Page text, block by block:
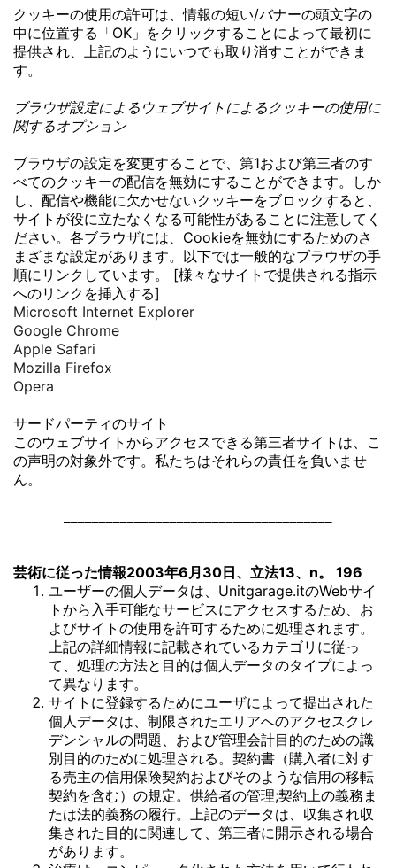
クッキーの使用の許可は、情報の短い/バナーの頭文字の
中に位置する「OK」をクリックすることによって最初に
提供され、上記のようにいつでも取り消すことができま
す。
ブラウザ設定によるウェブサイトによるクッキーの使用に
関するオプション
ブラウザの設定を変更することで、第1および第三者のす
べてのクッキーの配信を無効にすることができます。しか
し、配信や機能に欠かせないクッキーをブロックすると、
サイトが役に立たなくなる可能性があることに注意してく
ださい。各ブラウザには、Cookieを無効にするためのさ
まざまな設定があります。以下では一般的なブラウザの手
順にリンクしています。 [様々なサイトで提供される指示
へのリンクを挿入する]
Microsoft Internet Explorer
Google Chrome
Apple Safari
Mozilla Firefox
Opera
サードパーティのサイト
このウェブサイトからアクセスできる第三者サイトは、こ
の声明の対象外です。私たちはそれらの責任を負いませ
ん。
芸術に従った情報2003年6月30日、立法13、n。 196
ユーザーの個人データは、Unitgarage.itのWebサイ
トから入手可能なサービスにアクセスするため、お
よびサイトの使用を許可するために処理されます。
上記の詳細情報に記載されているカテゴリに従っ
て、処理の方法と目的は個人データのタイプによっ
て異なります。
サイトに登録するためにユーザによって提出された
個人データは、制限されたエリアへのアクセスクレ
デンシャルの問題、および管理会計目的のための識
別目的のために処理される。契約書（購入者に対す
る売主の信用保険契約およびそのような信用の移転
契約を含む）の規定。供給者の管理;契約上の義務ま
たは法的義務の履行。上記のデータは、収集され収
集された目的に関連して、第三者に開示される場合
があります。